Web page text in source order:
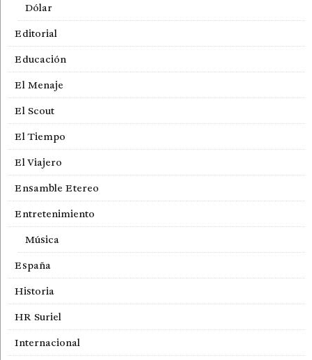
Dólar
Editorial
Educación
El Menaje
El Scout
El Tiempo
El Viajero
Ensamble Etereo
Entretenimiento
Música
España
Historia
HR Suriel
Internacional